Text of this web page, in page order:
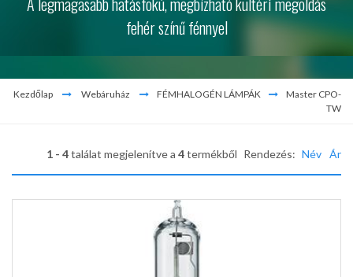
fehér színű fénnyel
Kezdőlap Webáruház FÉMHALOGÉN LÁMPÁK
Master CPO-
TW
1 - 4találat megjelenítve a 4termékből Rendezés: Név Ár